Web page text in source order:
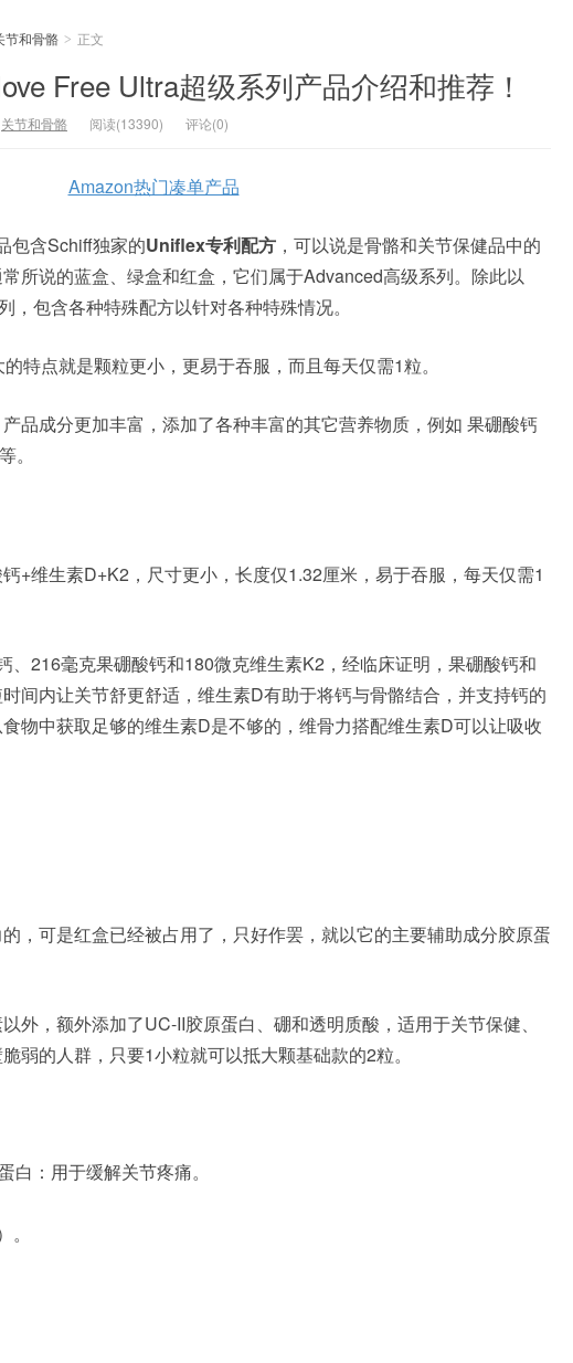
节和骨骼 > 正文
Free Ultra超级系列产品介绍和推荐！
关节和骨骼 阅读(13390) 评论(0)
Amazon热门凑单产品
包含Schiff独家的Uniflex专利配方 ，可以说是骨骼和关节保健品中的
所说的蓝盒、绿盒和红盒，它们属于Advanced高级系列。除此以
包含各种特殊配方以针对各种特殊情况。
特点就是颗粒更小，更易于吞服，而且每天仅需1粒。
品成分更加丰富，添加了各种丰富的其它营养物质，例如 果硼酸钙
。
+维生素D+K2，尺寸更小，长度仅1.32厘米，易于吞服，每天仅需1
、216毫克果硼酸钙和180微克维生素K2，经临床证明，果硼酸钙和
间内让关节舒更舒适，维生素D有助于将钙与骨骼结合，并支持钙的
物中获取足够的维生素D是不够的，维骨力搭配维生素D可以让吸收
，可是红盒已经被占用了，只好作罢，就以它的主要辅助成分胶原蛋
外，额外添加了UC-II胶原蛋白、硼和透明质酸，适用于关节保健、
弱的人群，只要1小粒就可以抵大颗基础款的2粒。
白：用于缓解关节疼痛。